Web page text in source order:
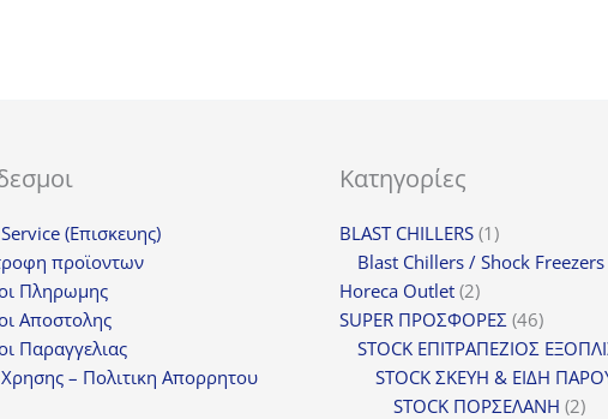
(Επισκευης)
προϊοντων
Πληρωμης
Αποστολης
Παραγγελιας
– Πολιτικη Απορρητου
Κατηγορίες
BLAST CHILLERS 11
προϊόν
Blast Chillers / Shock Freezers
Horeca Outlet 22
προϊόντα
SUPER ΠΡΟΣΦΟΡΕΣ 4646
STOCK ΕΠΙΤΡΑΠΕΖΙΟΣ
STOCK ΣΚΕΥΗ & ΕΙΔΗ
STOCK ΠΟΡΣΕΛΑΝΗ 22